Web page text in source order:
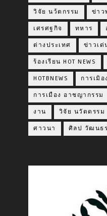
วิจัย นว้ตกรรม ข่าว
เศรศฐกิจ ทหาร
ต่างประเทศ ข่าวเด่
ร้องเรียน HOT NEWS
HOTBNEWS การเมิอง
การเมือง อาชญากรรม
งาน วิจัย นวัตดรรม
ศาวนา ศิลป วัฒนธ